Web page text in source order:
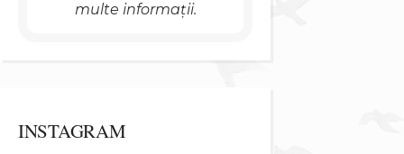
multe informații.
INSTAGRAM